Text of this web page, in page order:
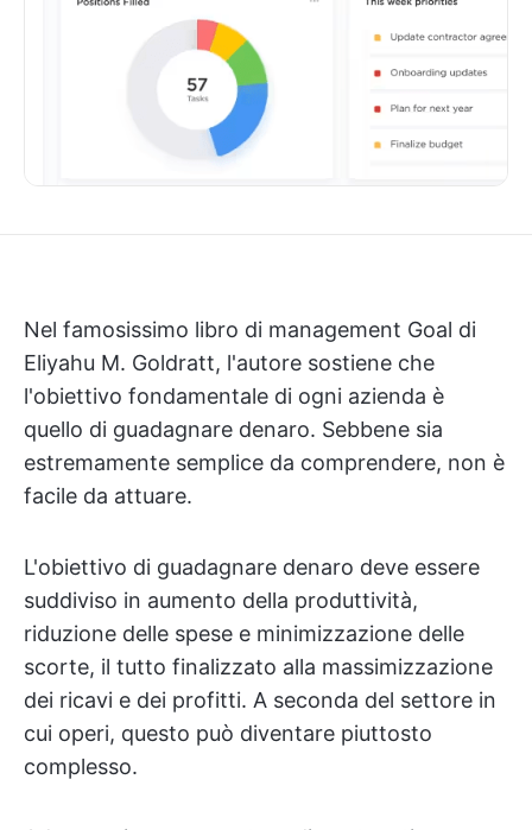
Nel famosissimo libro di management Goal di
Eliyahu M. Goldratt, l'autore sostiene che
l'obiettivo fondamentale di ogni azienda è
quello di guadagnare denaro. Sebbene sia
estremamente semplice da comprendere, non è
facile da attuare.
L'obiettivo di guadagnare denaro deve essere
suddiviso in aumento della produttività,
riduzione delle spese e minimizzazione delle
scorte, il tutto finalizzato alla massimizzazione
dei ricavi e dei profitti. A seconda del settore in
cui operi, questo può diventare piuttosto
complesso.